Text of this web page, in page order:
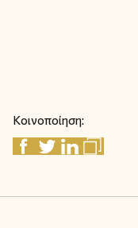
Κοινοποίηση: